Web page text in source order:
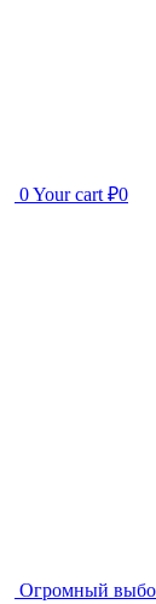
0Your cart ₽0
Огромный